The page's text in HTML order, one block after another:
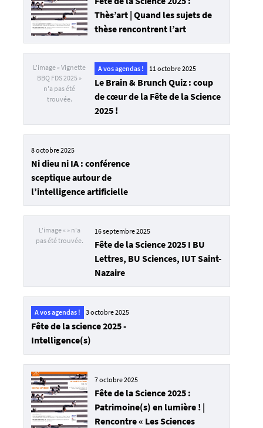
1
8
Thès’art | Quand les sujets de
thèse rencontrent l’art
A vos agendas ! 11 octobre 2025
Le Brain & Brunch Quiz : coup
de cœur de la Fête de la Science
2025 !
8 octobre 2025
Ni dieu ni IA : conférence
sceptique autour de
l’intelligence artificielle
16 septembre 2025
Fête de la Science 2025 I BU
Lettres, BU Sciences, IUT Saint-
Nazaire
A vos agendas ! 3 octobre 2025
Fête de la science 2025 -
Intelligence(s)
7 octobre 2025
Fête de la Science 2025 :
Patrimoine(s) en lumière ! |
Rencontre « Les Sciences